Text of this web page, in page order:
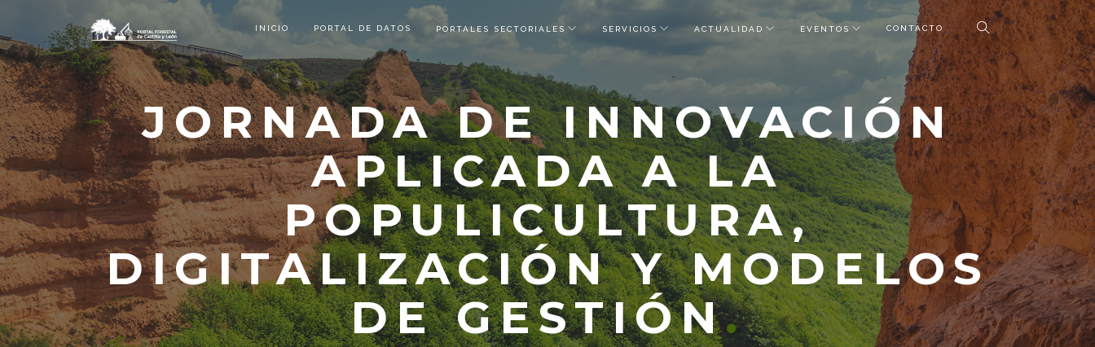
INICIO PORTAL DE DATOS PORTALES SECTORIALES SERVICIOS ACTUALIDAD EVENTOS CONTACTO
JORNADA DE INNOVACIÓN
APLICADA A LA
POPULICULTURA,
DIGITALIZACIÓN Y MODELOS
DE GESTIÓN